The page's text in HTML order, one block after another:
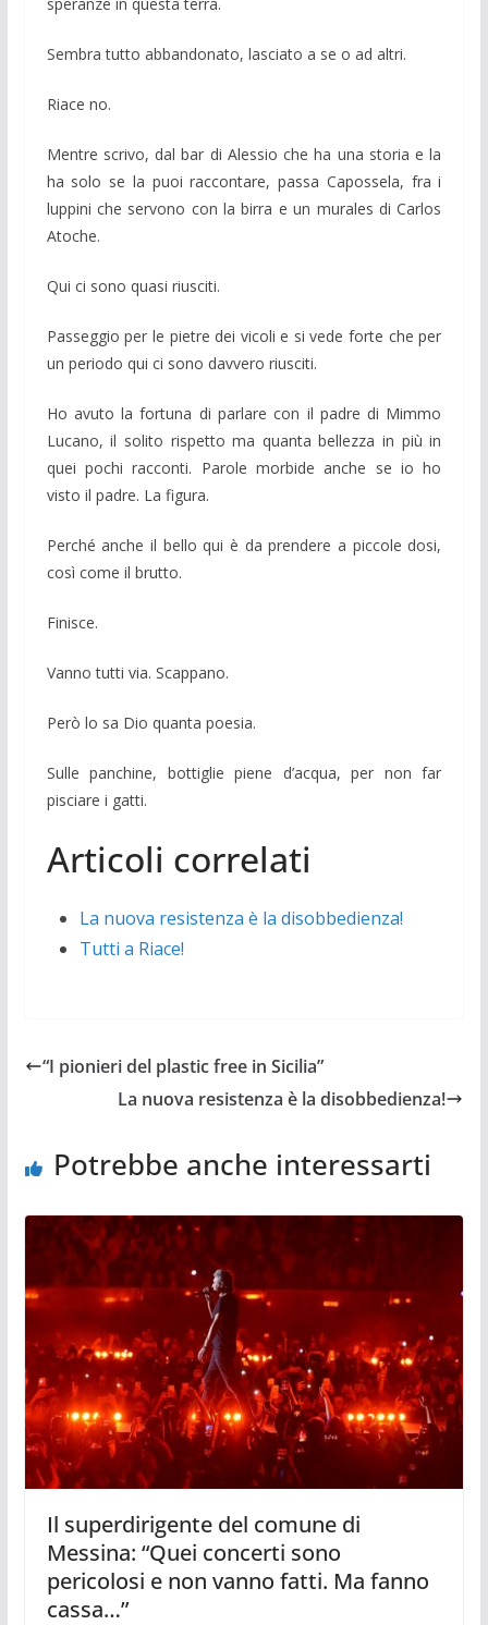
Sembra tutto abbandonato, lasciato a se o ad altri.
Riace no.
Mentre scrivo, dal bar di Alessio che ha una storia e la
ha solo se la puoi raccontare, passa Capossela, fra i
luppini che servono con la birra e un murales di Carlos
Atoche.
Qui ci sono quasi riusciti.
Passeggio per le pietre dei vicoli e si vede forte che per
un periodo qui ci sono davvero riusciti.
Ho avuto la fortuna di parlare con il padre di Mimmo
Lucano, il solito rispetto ma quanta bellezza in più in
quei pochi racconti. Parole morbide anche se io ho
visto il padre. La figura.
Perché anche il bello qui è da prendere a piccole dosi,
così come il brutto.
Finisce.
Vanno tutti via. Scappano.
Però lo sa Dio quanta poesia.
Sulle panchine, bottiglie piene d’acqua, per non far
pisciare i gatti.
Articoli correlati
La nuova resistenza è la disobbedienza!
Tutti a Riace!
“I pionieri del plastic free in Sicilia”
La nuova resistenza è la disobbedienza!
Potrebbe anche interessarti
Il superdirigente del comune di
Messina: “Quei concerti sono
pericolosi e non vanno fatti. Ma fanno
cassa…”